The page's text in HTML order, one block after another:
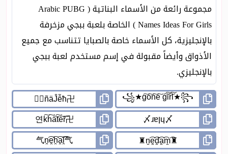
مجموعة رائعة من الأسماء البناتية ( Arabic PUBG
Names Ideas For Girls ) الخاصة بلعبة ببجي مزخرفة
بالإنجليزية، كل الأسماء خاصة بالصبايا تتناسب مع جميع
الأذواق وأيضاً مقبولة في إسم مستخدم لعبة ببجي
بالإنجليزي.